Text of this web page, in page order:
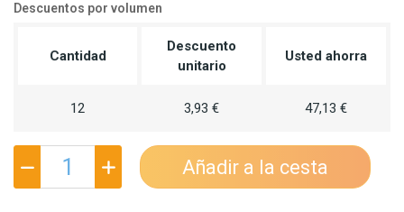
Descuentos por volumen
Cantidad
Descuento
unitario
Usted ahorra
12 3,93 € 47,13 €
Añadir a la cesta